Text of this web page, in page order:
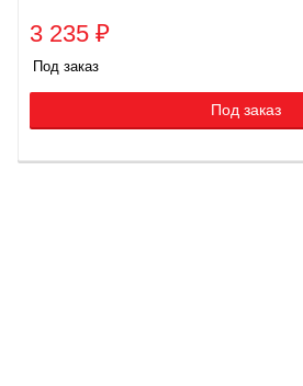
3 235 ₽
Под заказ
Под заказ